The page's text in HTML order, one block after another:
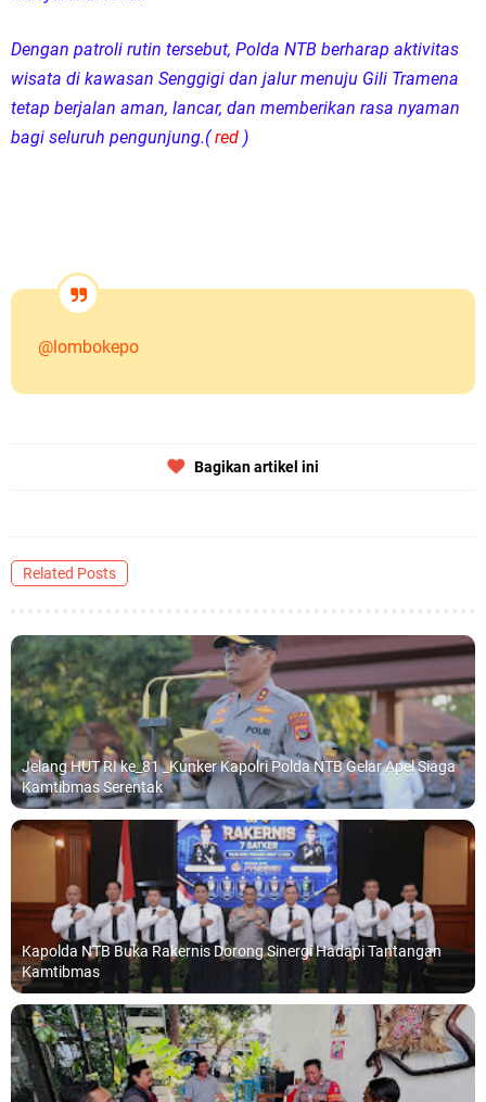
Dengan patroli rutin tersebut, Polda NTB berharap aktivitas
wisata di kawasan Senggigi dan jalur menuju Gili Tramena
tetap berjalan aman, lancar, dan memberikan rasa nyaman
bagi seluruh pengunjung.(red )
@lombokepo
Bagikan artikel ini
Related Posts
Jelang HUT RI ke_81 _Kunker Kapolri Polda NTB Gelar Apel Siaga
Kamtibmas Serentak
Kapolda NTB Buka Rakernis Dorong Sinergi Hadapi Tantangan
Kamtibmas